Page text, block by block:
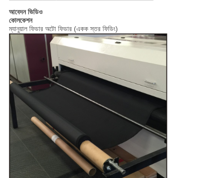
আবেদন ভিডিও
কোলকেশন
ম্যানুয়াল ফিডার অটো ফিডার (একক স্তর ফিডিং)